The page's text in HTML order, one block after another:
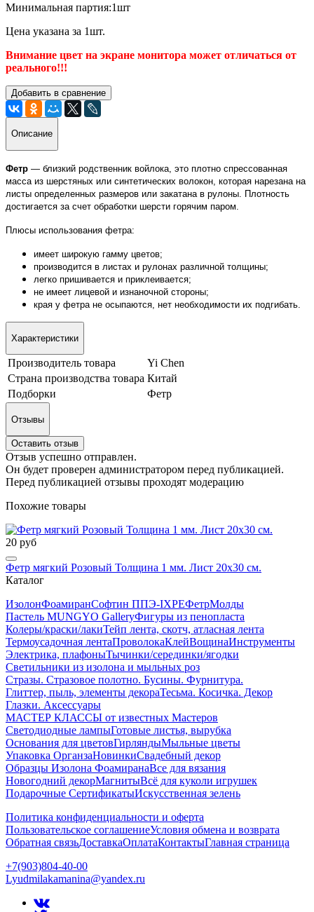
Минимальная партия:1шт
Цена указана за 1шт.
Внимание цвет на экране монитора может отличаться от
реального!!!
Добавить в сравнение
Описание
Фетр — близкий родственник войлока, это плотно спрессованная
масса из шерстяных или синтетических волокон, которая нарезана на
листы определенных размеров или закатана в рулоны. Плотность
достигается за счет обработки шерсти горячим паром.
Плюсы использования фетра:
имеет широкую гамму цветов;
производится в листах и рулонах различной толщины;
легко пришивается и приклеивается;
не имеет лицевой и изнаночной стороны;
края у фетра не осыпаются, нет необходимости их подгибать.
Характеристики
Производитель товара
Yi Chen
Страна производства товара Китай
Подборки
Фетр
Отзывы
Оставить отзыв
Отзыв успешно отправлен.
Он будет проверен администратором перед публикацией.
Перед публикацией отзывы проходят модерацию
Похожие товары
20 руб
Фетр мягкий Розовый Толщина 1 мм. Лист 20х30 см.
Каталог
ИзолонФоамиранСофтин ППЭ-IXPEФетрМолды
Пастель MUNGYO GalleryФигуры из пенопласта
Колеры/краски/лакиТейп лента, скотч, атласная лента
Термоусадочная лентаПроволокаКлейВощинаИнструменты
Электрика, плафоныТычинки/серединки/ягодки
Светильники из изолона и мыльных роз
Стразы. Стразовое полотно. Бусины. Фурнитура.
Глиттер, пыль, элементы декораТесьма. Косичка. Декор
Глазки. Аксессуары
МАСТЕР КЛАССЫ от известных Мастеров
Светодиодные лампыГотовые листья, вырубка
Основания для цветовГирляндыМыльные цветы
Упаковка ОрганзаНовинкиСвадебный декор
Образцы Изолона ФоамиранаВсе для вязания
Новогодний декорМагнитыВсё для куколи игрушек
Подарочные СертификатыИскусственная зелень
Политика конфиденциальности и оферта
Пользовательское соглашениеУсловия обмена и возврата
Обратная связьДоставкаОплатаКонтактыГлавная страница
+7(903)804-40-00
Lyudmilakamanina@yandex.ru